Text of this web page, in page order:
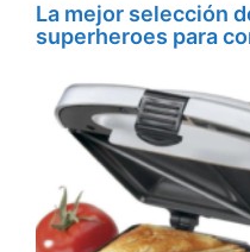
La mejor selección
superheroes para